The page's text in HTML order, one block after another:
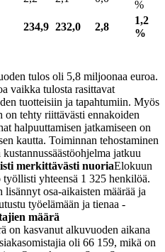
%
234,9 232,0 2,8
1,2
%
tulos oli 5,8 miljoonaa euroa.
vaikka tulosta rasittavat
tuotteisiin ja tapahtumiin. Myös
tehty riittävästi ennakoiden
halpuuttamisen jatkamiseen on
kautta. Toiminnan tehostaminen
jatkuu
merkittävästi nuoriaElokuun
työllisti yhteensä 1 325 henkilöä.
osa-aikaisten määrää ja
työelämään ja tienaa -
määrä
on kasvanut alkuvuoden aikana
oli 66 159, mikä on